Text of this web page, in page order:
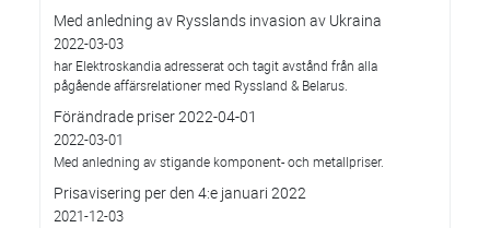
Med anledning av Rysslands invasion av Ukraina
2022-03-03
har Elektroskandia adresserat och tagit avstånd från alla
pågående affärsrelationer med Ryssland & Belarus.
Förändrade priser 2022-04-01
2022-03-01
Med anledning av stigande komponent- och metallpriser.
Prisavisering per den 4:e januari 2022
2021-12-03